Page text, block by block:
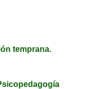
temprana.